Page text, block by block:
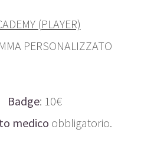
(PLAYER)
PERSONALIZZATO
Badge: 10€
medico obbligatorio.